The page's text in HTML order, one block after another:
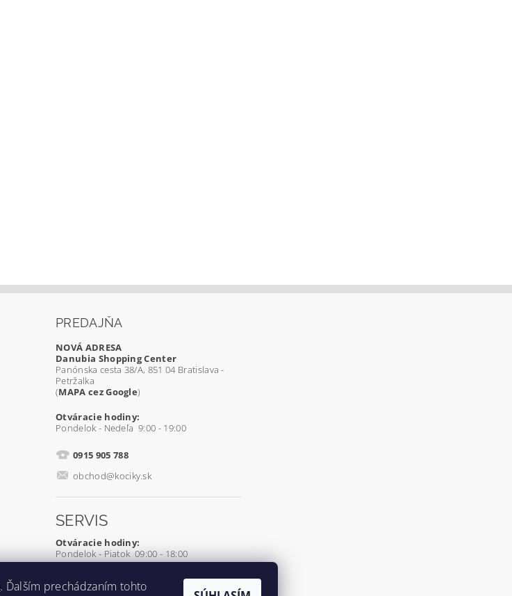
PREDAJŇA
NOVÁ ADRESA
Danubia Shopping Center
Panónska cesta 38/A, 851 04 Bratislava -
Petržalka
(MAPA cez Google)
Otváracie hodiny:
Pondelok - Nedeľa 9:00 - 19:00
0915 905 788
obchod@kociky.sk
SERVIS
Otváracie hodiny:
Pondelok - Piatok 09:00 - 18:00
0905 539 927
. Ďalším prechádzaním tohto